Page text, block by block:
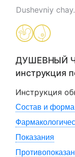
Dushevniy
ДУШЕВНЫЙ
инструкция
Инструкция
Состав и форма
Показания